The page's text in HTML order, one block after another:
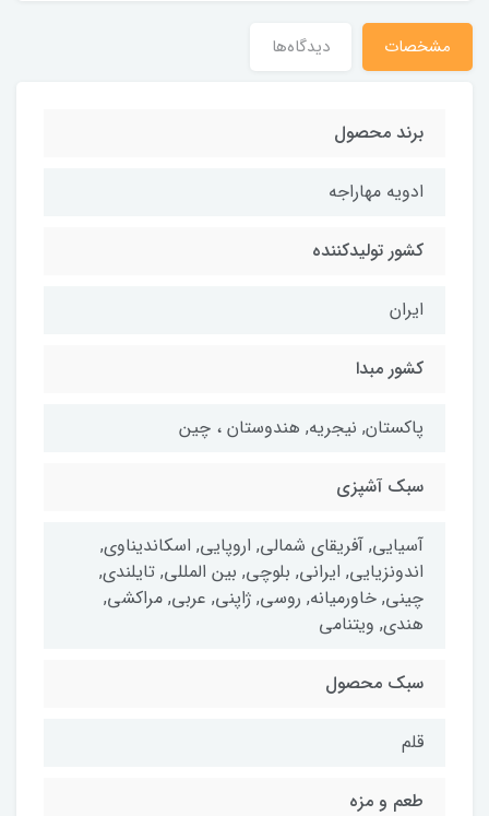
مشخصات دیدگاه‌ها
برند محصول
ادویه مهاراجه
کشور تولیدکننده
ایران
کشور مبدا
پاکستان, نیجریه, هندوستان ، چین
سبک آشپزی
آسیایی, آفریقای شمالی, اروپایی, اسکاندیناوی,
اندونزیایی, ایرانی, بلوچی, بین المللی, تایلندی,
چینی, خاورمیانه, روسی, ژاپنی, عربی, مراکشی,
هندی, ویتنامی
سبک محصول
قلم
طعم و مزه